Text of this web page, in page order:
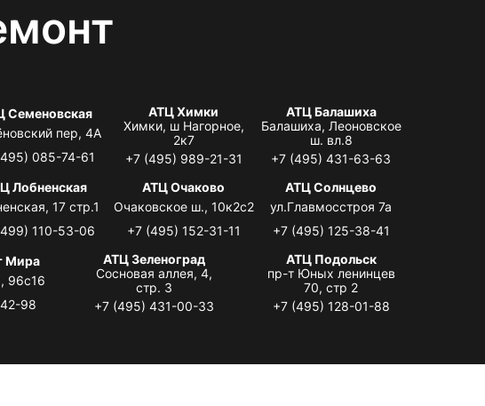
Семеновская
пер, 4А
085-74-61
АТЦ Химки
Химки, ш Нагорное,
2к7
+7 (495) 989-21-31
АТЦ Балашиха
Балашиха, Леоновское
ш. вл.8
+7 (495) 431-63-63
Лобненская
17 стр.1
110-53-06
АТЦ Очаково
Очаковское ш., 10к2с2
+7 (495) 152-31-11
АТЦ Солнцево
ул.Главмосстроя 7а
+7 (495) 125-38-41
Мира
96с16
98
АТЦ Зеленоград
Сосновая аллея, 4,
стр. 3
+7 (495) 431-00-33
АТЦ Подольск
пр-т Юных ленинцев
70, стр 2
+7 (495) 128-01-88